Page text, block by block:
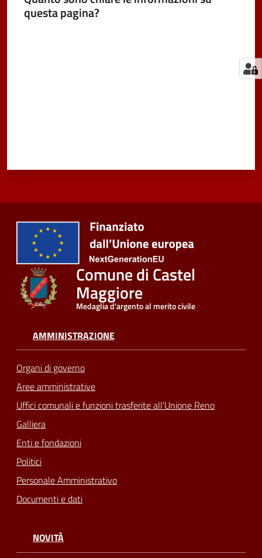
questa pagina?
Comune di Castel
Maggiore
Medaglia d'argento al merito civile
AMMINISTRAZIONE
Organi di governo
Aree amministrative
Uffici comunali e funzioni trasferite all'Unione Reno
Galliera
Enti e fondazioni
Politici
Personale Amministrativo
Documenti e dati
NOVITÀ